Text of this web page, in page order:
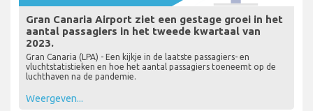
Gran Canaria Airport ziet een gestage groei in het
aantal passagiers in het tweede kwartaal van
2023.
Gran Canaria (LPA) - Een kijkje in de laatste passagiers- en
vluchtstatistieken en hoe het aantal passagiers toeneemt op de
luchthaven na de pandemie.
Weergeven...